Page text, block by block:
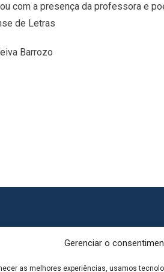
Gerenciar o
as melhores experiências, usamos
com a presença da professora e
de Letras
Barrozo